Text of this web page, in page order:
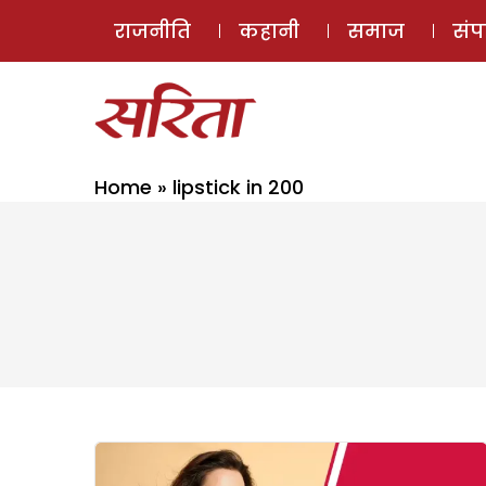
राजनीति कहानी समाज
Home » lipstick in 200